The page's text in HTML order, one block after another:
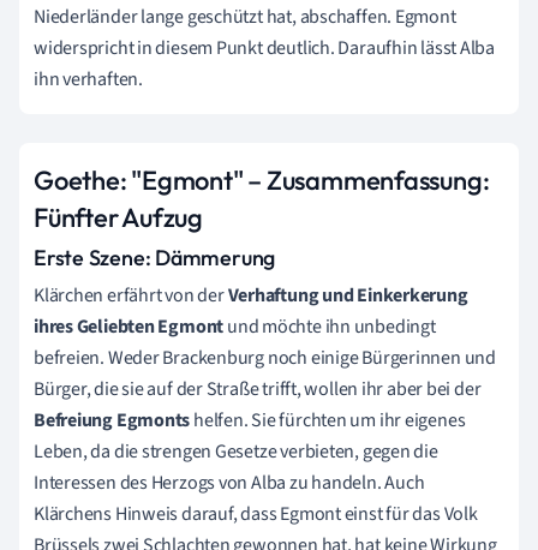
Niederländer lange geschützt hat, abschaffen. Egmont
widerspricht in diesem Punkt deutlich. Daraufhin lässt Alba
ihn verhaften.
Goethe: "Egmont" – Zusammenfassung:
Fünfter Aufzug
Erste Szene: Dämmerung
Klärchen erfährt von derVerhaftung und Einkerkerung
ihres Geliebten Egmontund möchte ihn unbedingt
befreien. Weder Brackenburg noch einige Bürgerinnen und
Bürger, die sie auf der Straße trifft, wollen ihr aber bei der
Befreiung Egmontshelfen. Sie fürchten um ihr eigenes
Leben, da die strengen Gesetze verbieten, gegen die
Interessen des Herzogs von Alba zu handeln. Auch
Klärchens Hinweis darauf, dass Egmont einst für das Volk
Brüssels zwei Schlachten gewonnen hat, hat keine Wirkung